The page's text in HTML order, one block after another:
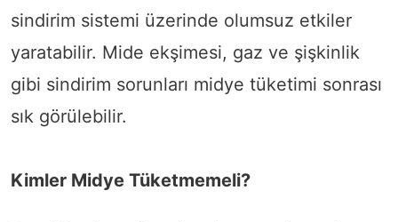
sindirim sistemi üzerinde olumsuz etkiler
yaratabilir. Mide ekşimesi, gaz ve şişkinlik
gibi sindirim sorunları midye tüketimi sonrası
sık görülebilir.
Kimler Midye Tüketmemeli?